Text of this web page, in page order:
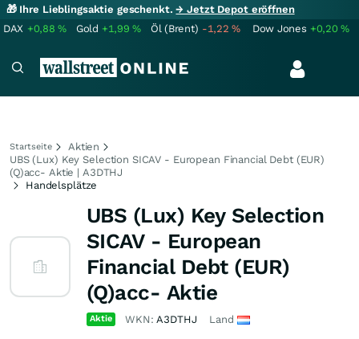
🎁 Ihre Lieblingsaktie geschenkt.→ Jetzt Depot eröffnen
DAX +0,88% Gold +1,99% Öl (Brent) -1,22% Dow Jones +0,20%
Startseite
Aktien
UBS (Lux) Key Selection SICAV - European Financial Debt (EUR)
(Q)acc- Aktie | A3DTHJ
Handelsplätze
UBS (Lux) Key Selection
SICAV - European
Financial Debt (EUR)
(Q)acc- Aktie
Aktie WKN:A3DTHJ Land